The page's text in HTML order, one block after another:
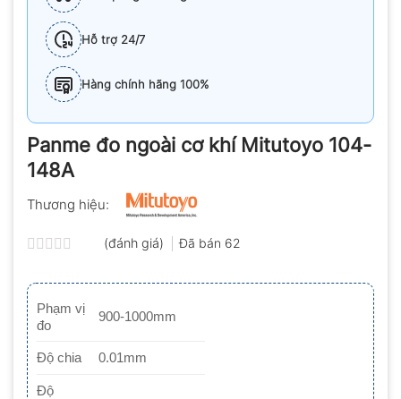
Hỗ trợ 24/7
Hàng chính hãng 100%
Panme đo ngoài cơ khí Mitutoyo 104-
148A
Thương hiệu:
xếp
hạng
0.0
5
sao
(đánh giá) Đã bán 62
Phạm vị
đo
900-1000mm
Độ chia 0.01mm
Độ